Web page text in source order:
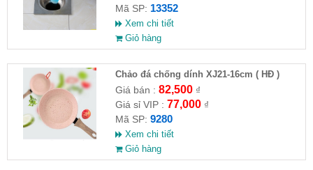
Mã SP: 13352
Xem chi tiết
Giỏ hàng
Chảo đá chống dính XJ21-16cm ( HĐ )
Giá bán : 82,500₫
Giá sỉ VIP : 77,000₫
Mã SP: 9280
Xem chi tiết
Giỏ hàng